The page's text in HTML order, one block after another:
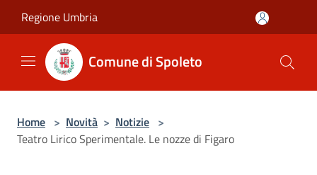
Regione Umbria
Comune di Spoleto
Home > Novità > Notizie >
Teatro Lirico Sperimentale. Le nozze di Figaro